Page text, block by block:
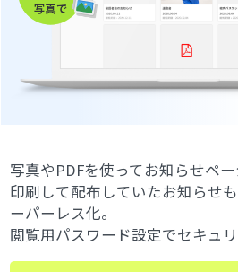
写真やPDFを使ってお知らせペー
印刷して配布していたお知らせ
ーパーレス化。
閲覧用パスワード設定でセキュリ